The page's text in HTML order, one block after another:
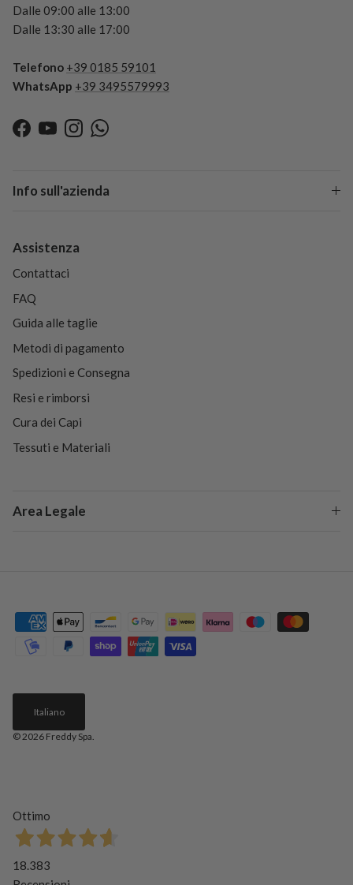
Dalle 09:00 alle 13:00
Dalle 13:30 alle 17:00
Telefono +39 0185 59101
WhatsApp +39 3495579993
Facebook
YouTubeInstagramWhatsApp
Info sull'azienda
Assistenza
Contattaci
FAQ
Guida alle taglie
Metodi di pagamento
Spedizioni e Consegna
Resi e rimborsi
Cura dei Capi
Tessuti e Materiali
Area Legale
Italiano
© 2026 Freddy Spa.
Ottimo
18.383